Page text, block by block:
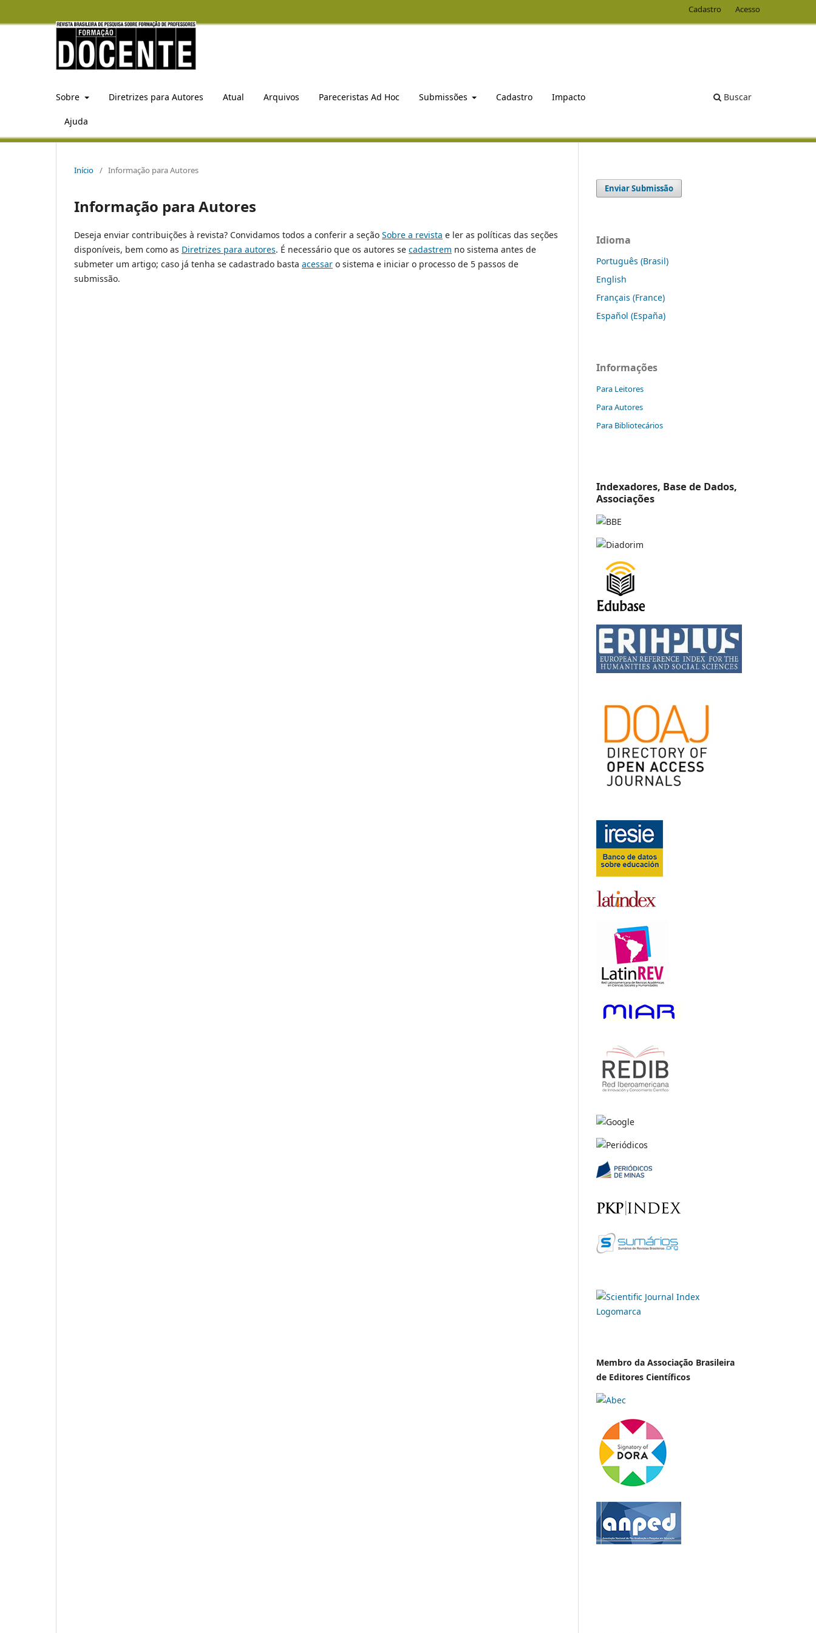
Sobre Diretrizes para Autores Atual Arquivos Pareceristas Ad Hoc Submissões Cadastro Impacto
Ajuda
Buscar
Cadastro Acesso
Início / Informação para Autores
Informação para Autores
Deseja enviar contribuições à revista? Convidamos todos a conferir a seção Sobre a revista e ler as políticas das seções
disponíveis, bem como as Diretrizes para autores. É necessário que os autores se cadastrem no sistema antes de
submeter um artigo; caso já tenha se cadastrado basta acessar o sistema e iniciar o processo de 5 passos de
submissão.
Enviar Submissão
Idioma
Português (Brasil)
English
Français (France)
Español (España)
Informações
Para Leitores
Para Autores
Para Bibliotecários
Indexadores, Base de Dados,
Associações
Membro da Associação Brasileira
de Editores Científicos